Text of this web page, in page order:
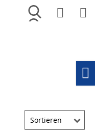
Merkliste